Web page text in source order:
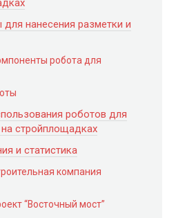
нанесения разметки и
робота для
роботов для
стройплощадках
и статистика
компания
“Восточный мост”